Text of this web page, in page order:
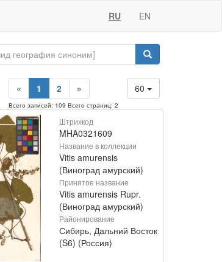
RU EN
60
« 1 2 »
Всего записей: 109 Всего страниц: 2
Штрихкод
MHA0321609
Название в коллекции
Vitis amurensis
(Виноград амурский)
Принятое название
Vitis amurensis Rupr.
(Виноград амурский)
Районирование
Сибирь, Дальний Восток
(S6) (Россия)